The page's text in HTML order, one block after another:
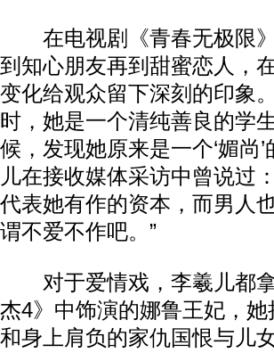
在电视剧《青春无极限》
到知心朋友再到甜蜜恋人，
变化给观众留下深刻的印象
时，她是一个清纯善良的学
候，发现她原来是一个‘媚尚
儿在接收媒体采访中曾说过
代表她有作的资本，而男人
谓不爱不作吧。”
对于爱情戏，李羲儿都拿
杰4》中饰演的娜鲁王妃，
和身上肩负的家仇国恨与儿